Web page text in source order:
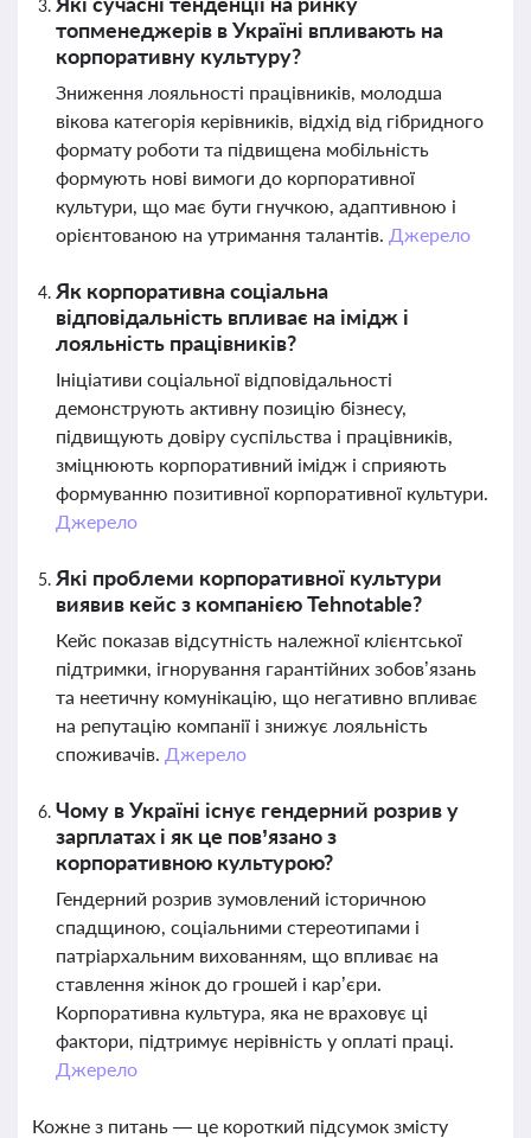
топменеджерів в Україні впливають на
корпоративну культуру?
Зниження лояльності працівників, молодша
вікова категорія керівників, відхід від гібридного
формату роботи та підвищена мобільність
формують нові вимоги до корпоративної
культури, що має бути гнучкою, адаптивною і
орієнтованою на утримання талантів. Джерело
Як корпоративна соціальна
відповідальність впливає на імідж і
лояльність працівників?
Ініціативи соціальної відповідальності
демонструють активну позицію бізнесу,
підвищують довіру суспільства і працівників,
зміцнюють корпоративний імідж і сприяють
формуванню позитивної корпоративної культури.
Джерело
Які проблеми корпоративної культури
виявив кейс з компанією Tehnotable?
Кейс показав відсутність належної клієнтської
підтримки, ігнорування гарантійних зобов’язань
та неетичну комунікацію, що негативно впливає
на репутацію компанії і знижує лояльність
споживачів. Джерело
Чому в Україні існує гендерний розрив у
зарплатах і як це пов’язано з
корпоративною культурою?
Гендерний розрив зумовлений історичною
спадщиною, соціальними стереотипами і
патріархальним вихованням, що впливає на
ставлення жінок до грошей і кар’єри.
Корпоративна культура, яка не враховує ці
фактори, підтримує нерівність у оплаті праці.
Джерело
Кожне з питань — це короткий підсумок змісту